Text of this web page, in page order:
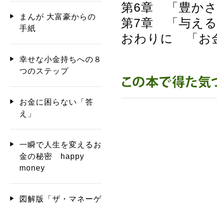
第6章 「豊か
第7章 「与える
おわりに 「お
まんが 大富豪からの
手紙
幸せな小金持ちへの８
つのステップ
お金に困らない「答
え」
一瞬で人生を変えるお
金の秘密 happy
money
図解版「ザ・マネーゲ